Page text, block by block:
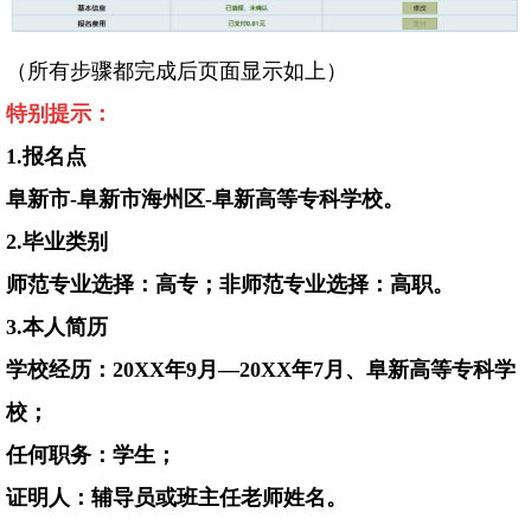
（所有步骤都完成后页面显示如上）
特别提示：
1.报名点
阜新市-阜新市海州区-阜新高等专科学校。
2.毕业类别
师范专业选择：高专；非师范专业选择：高职。
3.本人简历
学校经历： 20XX年9月—20XX年7月、阜新高等专科学
校；
任何职务：学生；
证明人：辅导员或班主任老师姓名。